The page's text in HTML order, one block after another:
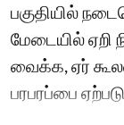
பகுதியில்
மேடையில்
வைக்க, ஏர்
பரபரப்பை